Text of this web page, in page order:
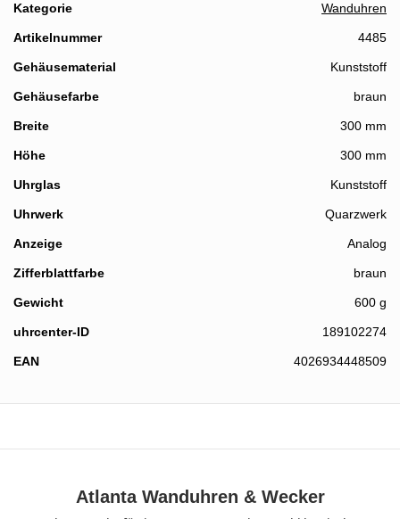
Kategorie Wanduhren
Artikelnummer 4485
Gehäusematerial Kunststoff
Gehäusefarbe braun
Breite 300 mm
Höhe 300 mm
Details
Uhrglas Kunststoff
Uhrwerk Quarzwerk
Anzeige Analog
Zifferblattfarbe braun
Gewicht 600 g
uhrcenter-ID 189102274
EAN 4026934448509
Atlanta Wanduhren & Wecker